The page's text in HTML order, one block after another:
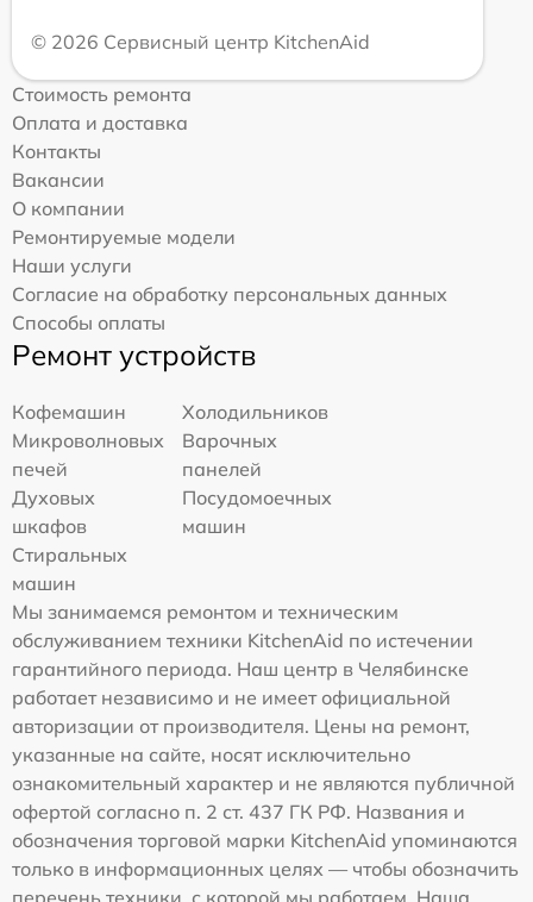
© 2026 Сервисный центр KitchenAid
Стоимость ремонта
Оплата и доставка
Контакты
Вакансии
О компании
Ремонтируемые модели
Наши услуги
Согласие на обработку персональных данных
Способы оплаты
Ремонт устройств
Кофемашин
Холодильников
Микроволновых
печей
Варочных
панелей
Духовых
шкафов
Посудомоечных
машин
Стиральных
машин
Мы занимаемся ремонтом и техническим
обслуживанием техники KitchenAid по истечении
гарантийного периода. Наш центр в Челябинске
работает независимо и не имеет официальной
авторизации от производителя. Цены на ремонт,
указанные на сайте, носят исключительно
ознакомительный характер и не являются публичной
офертой согласно п. 2 ст. 437 ГК РФ. Названия и
обозначения торговой марки KitchenAid упоминаются
только в информационных целях — чтобы обозначить
перечень техники, с которой мы работаем. Наша